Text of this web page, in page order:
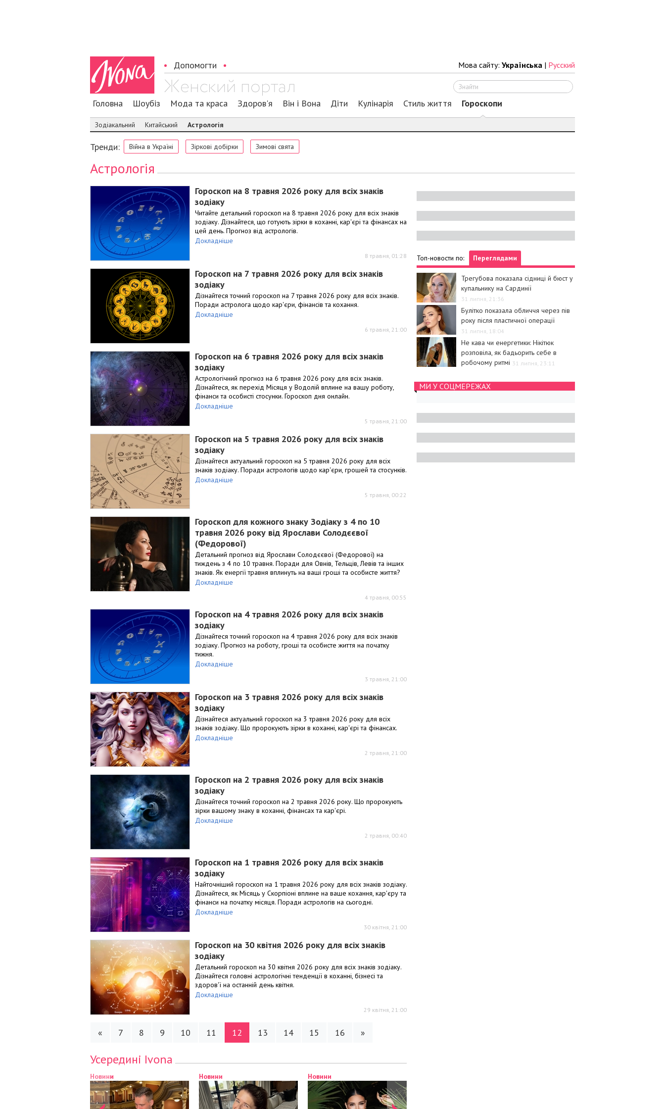
Допомогти Мова сайту: Українська | Русский
Головна Шоубіз Мода та краса Здоров'я Він і Вона Діти Кулінарія Стиль життя Гороскопи
Зодіакальний Китайський Астрологія
Тренди: Війна в Україні Зіркові добірки Зимові свята
Астрологія
Гороскоп на 8 травня 2026 року для всіх знаків
зодіаку
Читайте детальний гороскоп на 8 травня 2026 року для всіх знаків
зодіаку. Дізнайтеся, що готують зірки в коханні, кар'єрі та фінансах на
цей день. Прогноз від астрологів.
Докладніше
8 травня, 01:28
Гороскоп на 7 травня 2026 року для всіх знаків
зодіаку
Дізнайтеся точний гороскоп на 7 травня 2026 року для всіх знаків.
Поради астролога щодо кар'єри, фінансів та кохання.
Докладніше
6 травня, 21:00
Гороскоп на 6 травня 2026 року для всіх знаків
зодіаку
Астрологічний прогноз на 6 травня 2026 року для всіх знаків.
Дізнайтеся, як перехід Місяця у Водолій вплине на вашу роботу,
фінанси та особисті стосунки. Гороскоп дня онлайн.
Докладніше
5 травня, 21:00
Гороскоп на 5 травня 2026 року для всіх знаків
зодіаку
Дізнайтеся актуальний гороскоп на 5 травня 2026 року для всіх
знаків зодіаку. Поради астрологів щодо кар'єри, грошей та стосунків.
Докладніше
5 травня, 00:22
Гороскоп для кожного знаку Зодіаку з 4 по 10
травня 2026 року від Ярослави Солодєєвої
(Федорової)
Детальний прогноз від Ярослави Солодєєвої (Федорової) на
тиждень з 4 по 10 травня. Поради для Овнів, Тельців, Левів та інших
знаків. Як енергії травня вплинуть на ваші гроші та особисте життя?
Докладніше
4 травня, 00:55
Гороскоп на 4 травня 2026 року для всіх знаків
зодіаку
Дізнайтеся точний гороскоп на 4 травня 2026 року для всіх знаків
зодіаку. Прогноз на роботу, гроші та особисте життя на початку
тижня.
Докладніше
3 травня, 21:00
Гороскоп на 3 травня 2026 року для всіх знаків
зодіаку
Дізнайтеся актуальний гороскоп на 3 травня 2026 року для всіх
знаків зодіаку. Що пророкують зірки в коханні, кар'єрі та фінансах.
Докладніше
2 травня, 21:00
Гороскоп на 2 травня 2026 року для всіх знаків
зодіаку
Дізнайтеся точний гороскоп на 2 травня 2026 року. Що пророкують
зірки вашому знаку в коханні, фінансах та кар'єрі.
Докладніше
2 травня, 00:40
Гороскоп на 1 травня 2026 року для всіх знаків
зодіаку
Найточніший гороскоп на 1 травня 2026 року для всіх знаків зодіаку.
Дізнайтеся, як Місяць у Скорпіоні вплине на ваше кохання, кар'єру та
фінанси на початку місяця. Поради астрологів на сьогодні.
Докладніше
30 квітня, 21:00
Гороскоп на 30 квітня 2026 року для всіх знаків
зодіаку
Детальний гороскоп на 30 квітня 2026 року для всіх знаків зодіаку.
Дізнайтеся головні астрологічні тенденції в коханні, бізнесі та
здоров'ї на останній день квітня.
Докладніше
29 квітня, 21:00
« 7 8 9 10 11 12 13 14 15 16 »
Усередині Ivona
Топ-новости по: Переглядами
Трегубова показала сідниці й бюст у
купальнику на Сардинії
31 липня, 21:36
Булітко показала обличчя через пів
року після пластичної операції
31 липня, 18:04
Не кава чи енергетики: Нікітюк
розповіла, як бадьорить себе в
робочому ритмі 31 липня, 23:11
МИ У СОЦМЕРЕЖАХ